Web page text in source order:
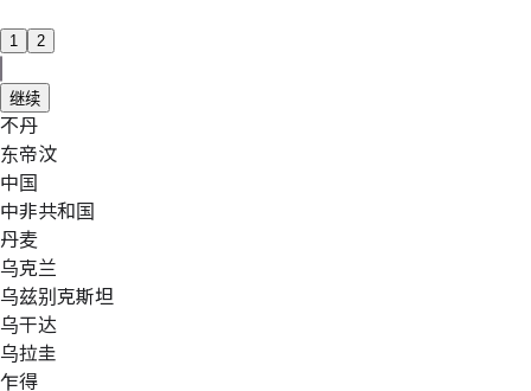
1 2
继续
不丹
东帝汶
中国
中非共和国
丹麦
乌克兰
乌兹别克斯坦
乌干达
乌拉圭
乍得